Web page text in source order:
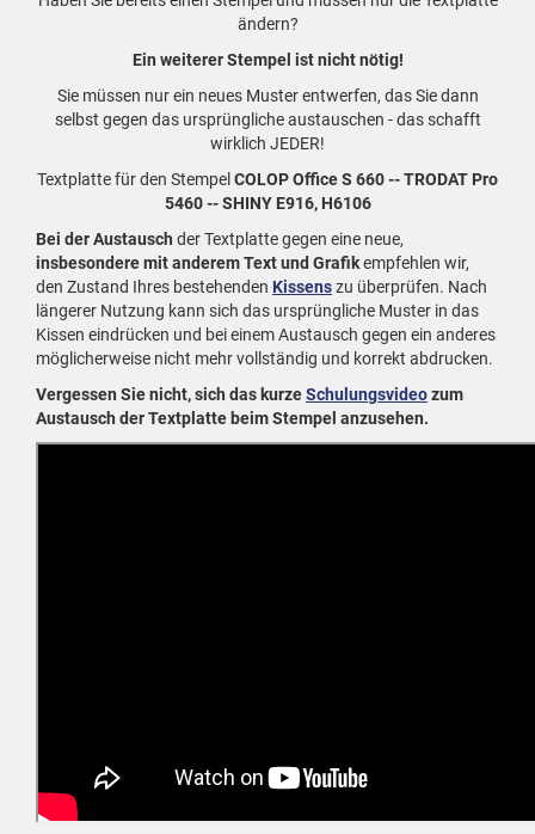
ändern?
Ein weiterer Stempel ist nicht nötig!
Sie müssen nur ein neues Muster entwerfen, das Sie dann
selbst gegen das ursprüngliche austauschen - das schafft
wirklich JEDER!
Textplatte für den Stempel COLOP Office S 660 -- TRODAT Pro
5460 -- SHINY E916, H6106
Bei der Austausch der Textplatte gegen eine neue,
insbesondere mit anderem Text und Grafikempfehlen wir,
den Zustand Ihres bestehenden Kissenszu überprüfen. Nach
längerer Nutzung kann sich das ursprüngliche Muster in das
Kissen eindrücken und bei einem Austausch gegen ein anderes
möglicherweise nicht mehr vollständig und korrekt abdrucken.
Vergessen Sie nicht, sich das kurzeSchulungsvideozum
Austausch der Textplatte beim Stempel anzusehen.